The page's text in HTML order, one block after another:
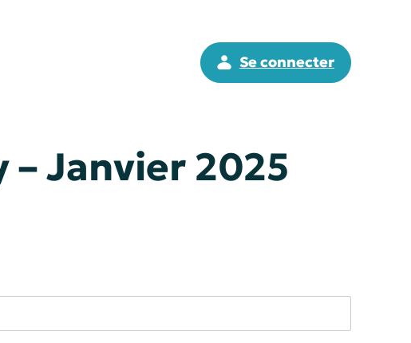
Se connecter
– Janvier 2025